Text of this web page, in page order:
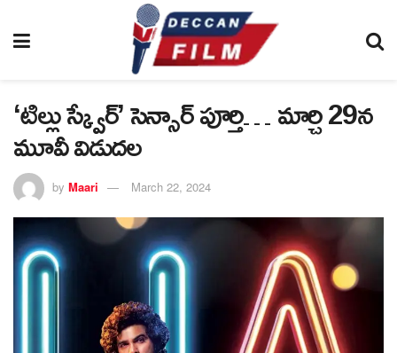
‘టిల్లు స్క్వేర్’ సెన్సార్ పూర్తి… మార్చి 29న
మూవీ విడుదల
by Maari March 22, 2024